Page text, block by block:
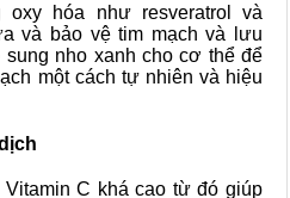
oxy hóa như resveratrol và
và bảo vệ tim mạch và lưu
sung nho xanh cho cơ thể để
một cách tự nhiên và hiệu
C khá cao từ đó giúp